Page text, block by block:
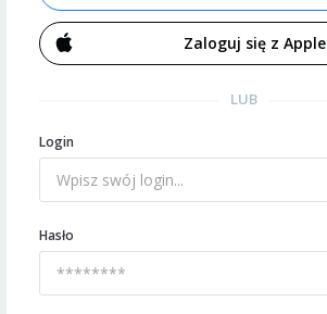
Zaloguj się z Apple
LUB
Login
Hasło